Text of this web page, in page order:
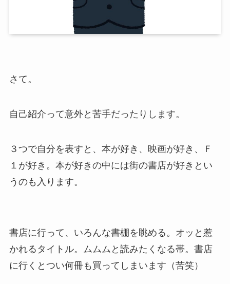
さて。
自己紹介って意外と苦手だったりします。
３つで自分を表すと、本が好き、映画が好き、Ｆ
１が好き。本が好きの中には街の書店が好きとい
うのも入ります。
書店に行って、いろんな書棚を眺める。オッと惹
かれるタイトル。ムムムと読みたくなる帯。書店
に行くとつい何冊も買ってしまいます（苦笑）